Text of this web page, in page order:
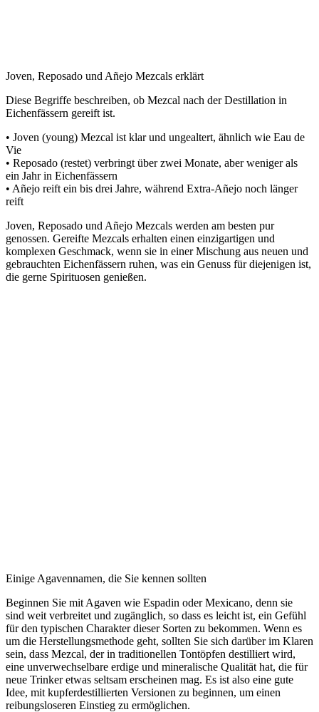
Joven, Reposado und Añejo Mezcals erklärt
Diese Begriffe beschreiben, ob Mezcal nach der Destillation in
Eichenfässern gereift ist.
• Joven (young) Mezcal ist klar und ungealtert, ähnlich wie Eau de
Vie
• Reposado (restet) verbringt über zwei Monate, aber weniger als
ein Jahr in Eichenfässern
• Añejo reift ein bis drei Jahre, während Extra-Añejo noch länger
reift
Joven, Reposado und Añejo Mezcals werden am besten pur
genossen. Gereifte Mezcals erhalten einen einzigartigen und
komplexen Geschmack, wenn sie in einer Mischung aus neuen und
gebrauchten Eichenfässern ruhen, was ein Genuss für diejenigen ist,
die gerne Spirituosen genießen.
Einige Agavennamen, die Sie kennen sollten
Beginnen Sie mit Agaven wie Espadin oder Mexicano, denn sie
sind weit verbreitet und zugänglich, so dass es leicht ist, ein Gefühl
für den typischen Charakter dieser Sorten zu bekommen. Wenn es
um die Herstellungsmethode geht, sollten Sie sich darüber im Klaren
sein, dass Mezcal, der in traditionellen Tontöpfen destilliert wird,
eine unverwechselbare erdige und mineralische Qualität hat, die für
neue Trinker etwas seltsam erscheinen mag. Es ist also eine gute
Idee, mit kupferdestillierten Versionen zu beginnen, um einen
reibungsloseren Einstieg zu ermöglichen.